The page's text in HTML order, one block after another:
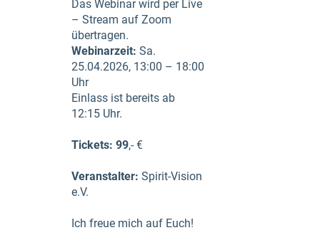
Das Webinar wird per Live
– Stream auf Zoom
übertragen.
Webinarzeit: Sa.
25.04.2026, 13:00 – 18:00
Uhr
Einlass ist bereits ab
12:15 Uhr.
Tickets: 99,- €
Veranstalter: Spirit-Vision
e.V.
Ich freue mich auf Euch!